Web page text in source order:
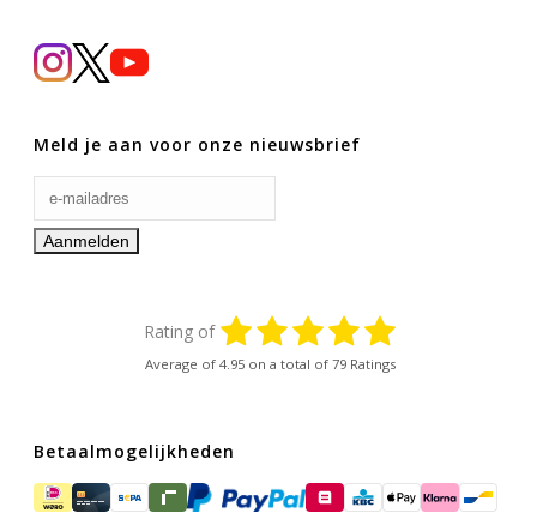
Meld je aan voor onze nieuwsbrief
Rating of
Average of 4.95 on a total of 79 Ratings
Betaalmogelijkheden